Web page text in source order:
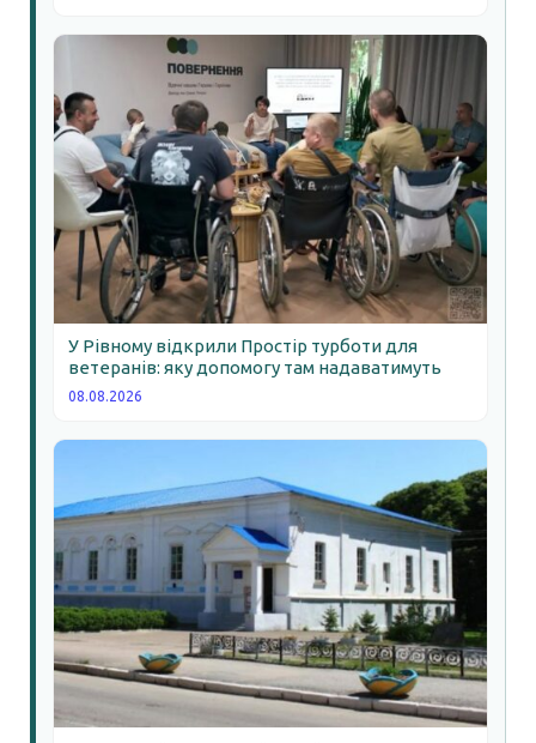
У Рівному відкрили Простір турботи для
ветеранів: яку допомогу там надаватимуть
08.08.2026